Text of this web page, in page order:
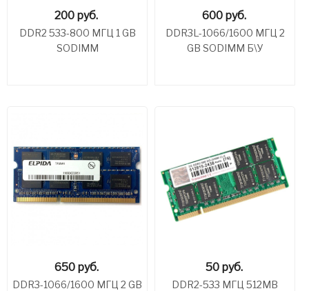
200 руб.
DDR2 533-800 МГЦ 1 GB
SODIMM
600 руб.
DDR3L-1066/1600 МГЦ 2
GB SODIMM Б\У
650 руб.
DDR3-1066/1600 МГЦ 2 GB
50 руб.
DDR2-533 МГЦ 512MB